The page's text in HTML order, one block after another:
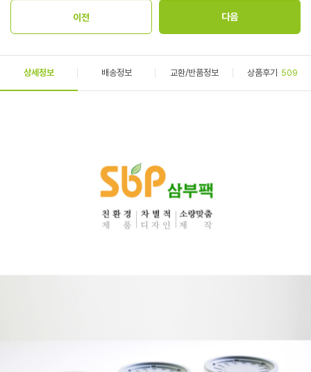
상세정보 배송정보 교환/반품정보 상품후기 509